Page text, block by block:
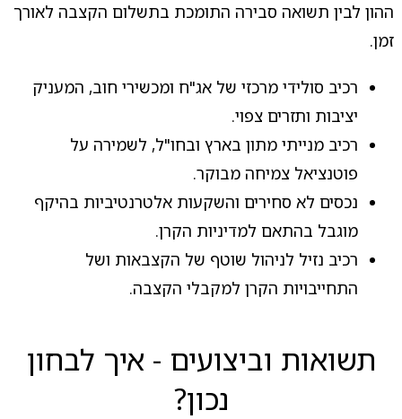
ההון לבין תשואה סבירה התומכת בתשלום הקצבה לאורך
זמן.
רכיב סולידי מרכזי של אג"ח ומכשירי חוב, המעניק
יציבות ותזרים צפוי.
רכיב מנייתי מתון בארץ ובחו"ל, לשמירה על
פוטנציאל צמיחה מבוקר.
נכסים לא סחירים והשקעות אלטרנטיביות בהיקף
מוגבל בהתאם למדיניות הקרן.
רכיב נזיל לניהול שוטף של הקצבאות ושל
התחייבויות הקרן למקבלי הקצבה.
תשואות וביצועים - איך לבחון
נכון?